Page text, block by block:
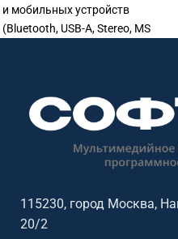
и мобильных устройств
(Bluetooth, USB-A, Stereo, MS
Расширяет возможности
корпоративной
коммуникационной платформы
и помогает масштабировать
инфраструктуры. Подходит для
офисов, переговорных, колл-
центров, служб поддержки и
115230, город Москва,
20/2